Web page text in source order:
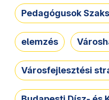
Pedagógusok
elemzés
Városfejlesztési